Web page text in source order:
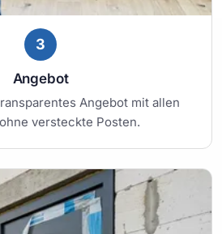
3
Angebot
Angebot mit allen
versteckte Posten.